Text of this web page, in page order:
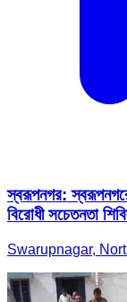
স্বরূপনগর:
বিরোধী সচেতনতা
Swarupnagar,